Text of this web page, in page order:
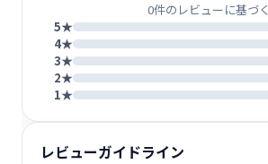
0件のレビューに基づく
5★
4★
3★
2★
1★
レビューガイドライン